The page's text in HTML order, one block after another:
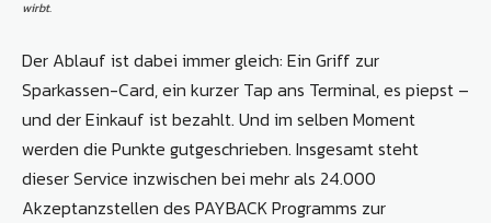
wirbt.
Der Ablauf ist dabei immer gleich: Ein Griff zur
Sparkassen-Card, ein kurzer Tap ans Terminal, es piepst –
und der Einkauf ist bezahlt. Und im selben Moment
werden die Punkte gutgeschrieben. Insgesamt steht
dieser Service inzwischen bei mehr als 24.000
Akzeptanzstellen des PAYBACK Programms zur